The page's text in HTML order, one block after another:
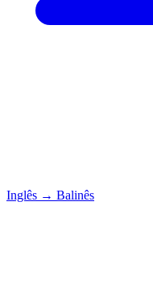
Inglês → Balinês